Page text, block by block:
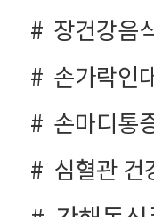
장건강음
손가락인
손마디통
심혈관 건